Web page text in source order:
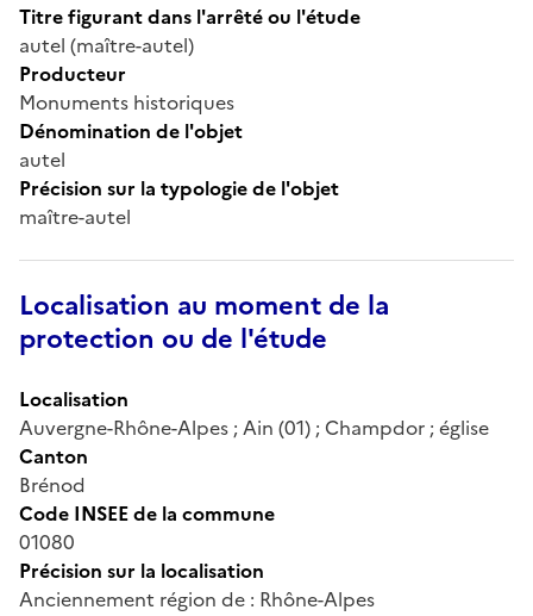
Titre figurant dans l'arrêté ou l'étude
autel (maître-autel)
Producteur
Monuments historiques
Dénomination de l'objet
autel
Précision sur la typologie de l'objet
maître-autel
Localisation au moment de la
protection ou de l'étude
Localisation
Auvergne-Rhône-Alpes ; Ain (01) ; Champdor ; église
Canton
Brénod
Code INSEE de la commune
01080
Précision sur la localisation
Anciennement région de : Rhône-Alpes